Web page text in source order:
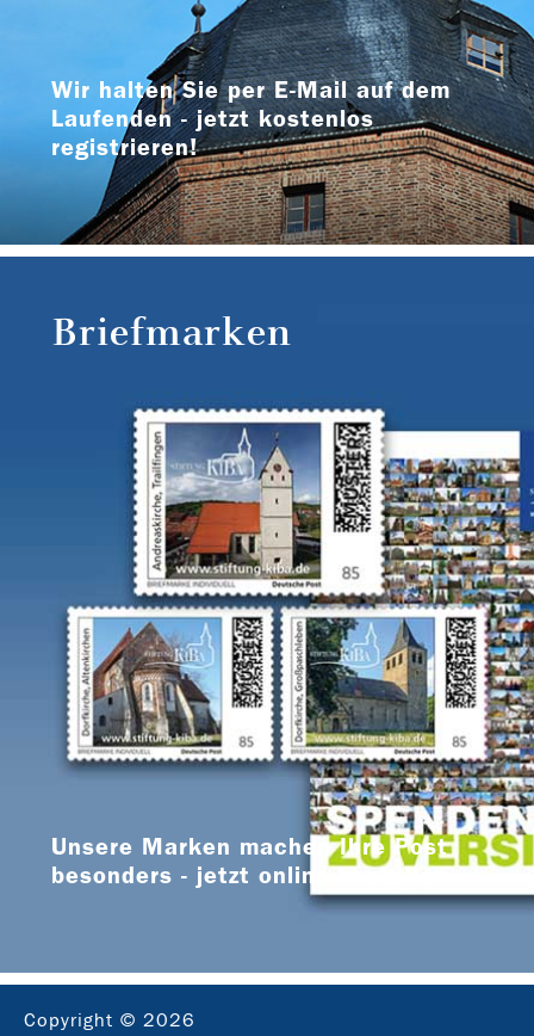
Wir halten Sie per E-Mail auf dem
Laufenden - jetzt kostenlos
registrieren!
Briefmarken
Unsere Marken machen Ihre Post
besonders - jetzt online bestellen
Copyright © 2026